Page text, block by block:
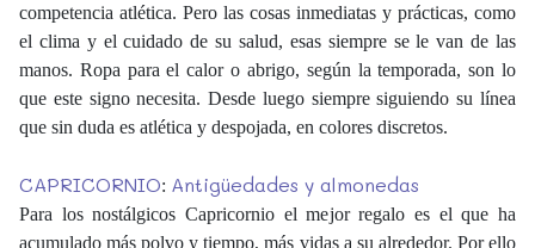
competencia atlética. Pero las cosas inmediatas y prácticas, como
el clima y el cuidado de su salud, esas siempre se le van de las
manos. Ropa para el calor o abrigo, según la temporada, son lo
que este signo necesita. Desde luego siempre siguiendo su línea
que sin duda es atlética y despojada, en colores discretos.
CAPRICORNIO: Antigüedades y almonedas
Para los nostálgicos Capricornio el mejor regalo es el que ha
acumulado más polvo y tiempo, más vidas a su alrededor. Por ello